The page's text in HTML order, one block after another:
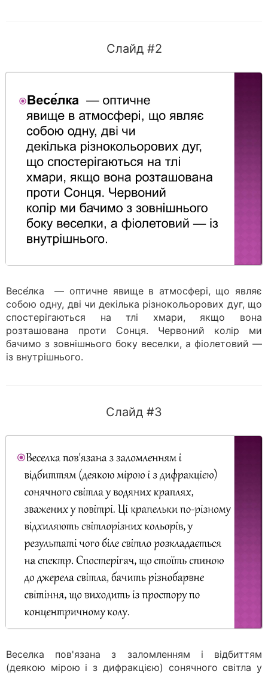
Слайд #2
Весе́лка — оптичне явище в атмосфері, що являє
собою одну, дві чи декілька різнокольорових дуг, що
спостерігаються на тлі хмари, якщо вона
розташована проти Сонця. Червоний колір ми
бачимо з зовнішнього боку веселки, а фіолетовий —
із внутрішнього.
Слайд #3
Веселка пов'язана з заломленням і відбиттям
(деякою мірою і з дифракцією) сонячного світла у